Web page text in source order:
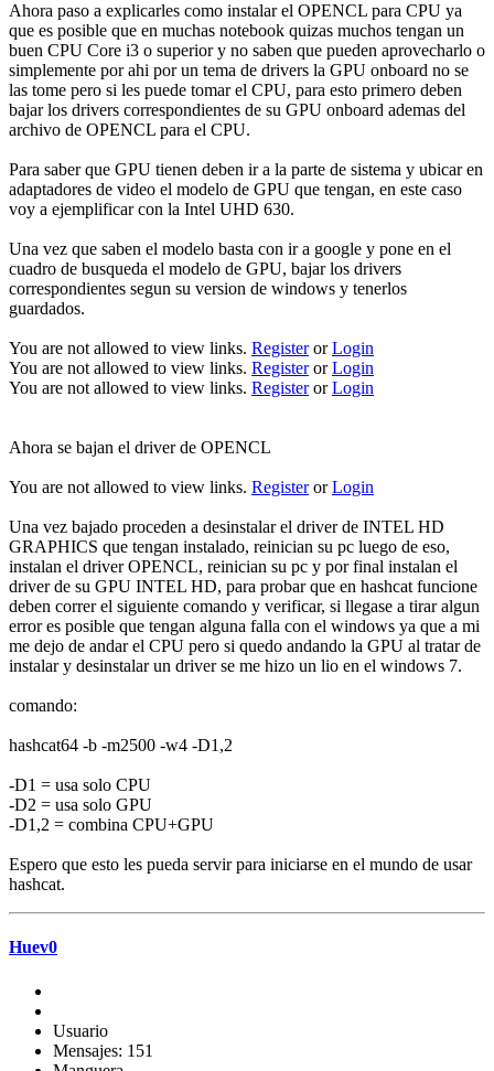
Ahora paso a explicarles como instalar el OPENCL para CPU ya
que es posible que en muchas notebook quizas muchos tengan un
buen CPU Core i3 o superior y no saben que pueden aprovecharlo o
simplemente por ahi por un tema de drivers la GPU onboard no se
las tome pero si les puede tomar el CPU, para esto primero deben
bajar los drivers correspondientes de su GPU onboard ademas del
archivo de OPENCL para el CPU.
Para saber que GPU tienen deben ir a la parte de sistema y ubicar en
adaptadores de video el modelo de GPU que tengan, en este caso
voy a ejemplificar con la Intel UHD 630.
Una vez que saben el modelo basta con ir a google y pone en el
cuadro de busqueda el modelo de GPU, bajar los drivers
correspondientes segun su version de windows y tenerlos
guardados.
You are not allowed to view links. RegisterorLogin
You are not allowed to view links. RegisterorLogin
You are not allowed to view links. RegisterorLogin
Ahora se bajan el driver de OPENCL
You are not allowed to view links. RegisterorLogin
Una vez bajado proceden a desinstalar el driver de INTEL HD
GRAPHICS que tengan instalado, reinician su pc luego de eso,
instalan el driver OPENCL, reinician su pc y por final instalan el
driver de su GPU INTEL HD, para probar que en hashcat funcione
deben correr el siguiente comando y verificar, si llegase a tirar algun
error es posible que tengan alguna falla con el windows ya que a mi
me dejo de andar el CPU pero si quedo andando la GPU al tratar de
instalar y desinstalar un driver se me hizo un lio en el windows 7.
comando:
hashcat64 -b -m2500 -w4 -D1,2
-D1 = usa solo CPU
-D2 = usa solo GPU
-D1,2 = combina CPU+GPU
Espero que esto les pueda servir para iniciarse en el mundo de usar
hashcat.
Huev0
Usuario
Mensajes: 151